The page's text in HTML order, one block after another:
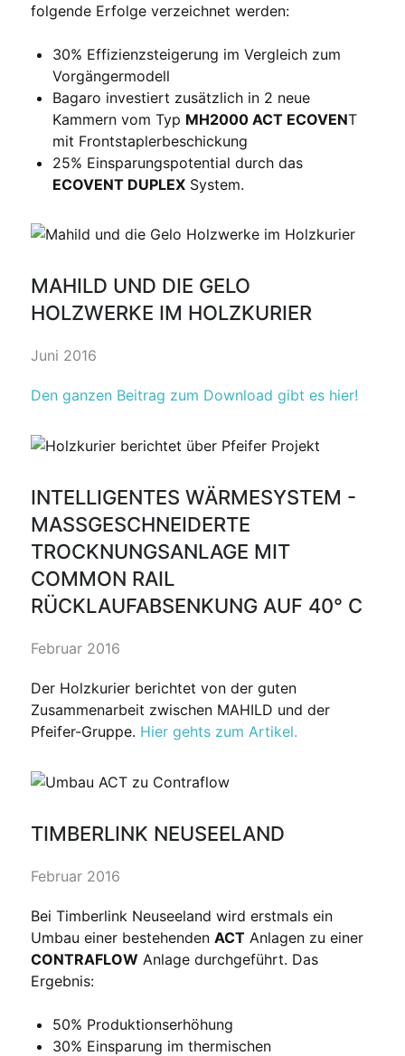
folgende Erfolge verzeichnet werden:
30% Effizienzsteigerung im Vergleich zum
Vorgängermodell
Bagaro investiert zusätzlich in 2 neue
Kammern vom Typ MH2000 ACT ECOVENT
mit Frontstaplerbeschickung
25% Einsparungspotential durch das
ECOVENT DUPLEX System.
MAHILD UND DIE GELO
HOLZWERKE IM HOLZKURIER
Juni 2016
Den ganzen Beitrag zum Download gibt es hier!
INTELLIGENTES WÄRMESYSTEM -
MASSGESCHNEIDERTE T
ROCKNUNGSANLAGE MIT C
OMMON RAIL R
ÜCKLAUFABSENKUNG AUF 40° C
Februar 2016
Der Holzkurier berichtet von der guten
Zusammenarbeit zwischen MAHILD und der
Pfeifer-Gruppe. Hier gehts zum Artikel.
TIMBERLINK NEUSEELAND
Februar 2016
Bei Timberlink Neuseeland wird erstmals ein
Umbau einer bestehenden ACT Anlagen zu einer
CONTRAFLOW Anlage durchgeführt. Das
Ergebnis:
50% Produktionserhöhung
30% Einsparung im thermischen